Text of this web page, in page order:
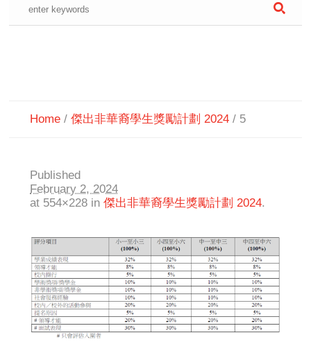
Home /傑出非華裔學生獎勵計劃 2024 / 5
Published
February 2, 2024
at 554×228 in傑出非華裔學生獎勵計劃 2024.